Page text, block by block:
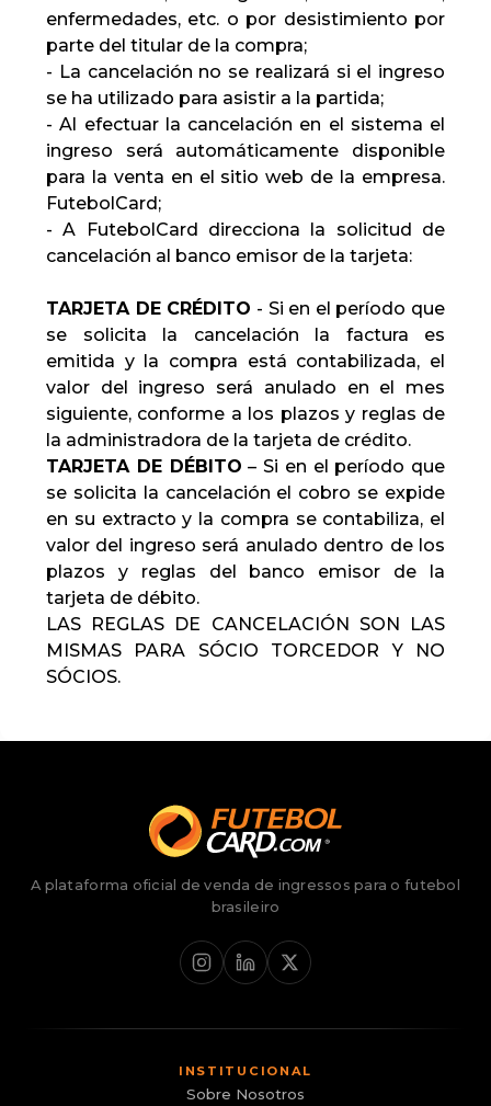
enfermedades, etc. o por desistimiento por
parte del titular de la compra;
- La cancelación no se realizará si el ingreso
se ha utilizado para asistir a la partida;
- Al efectuar la cancelación en el sistema el
ingreso será automáticamente disponible
para la venta en el sitio web de la empresa.
FutebolCard;
- A FutebolCard direcciona la solicitud de
cancelación al banco emisor de la tarjeta:
TARJETA DE CRÉDITO - Si en el período que
se solicita la cancelación la factura es
emitida y la compra está contabilizada, el
valor del ingreso será anulado en el mes
siguiente, conforme a los plazos y reglas de
la administradora de la tarjeta de crédito.
TARJETA DE DÉBITO – Si en el período que
se solicita la cancelación el cobro se expide
en su extracto y la compra se contabiliza, el
valor del ingreso será anulado dentro de los
plazos y reglas del banco emisor de la
tarjeta de débito.
LAS REGLAS DE CANCELACIÓN SON LAS
MISMAS PARA SÓCIO TORCEDOR Y NO
SÓCIOS.
A plataforma oficial de venda de ingressos para o futebol
brasileiro
INSTITUCIONAL
Sobre Nosotros